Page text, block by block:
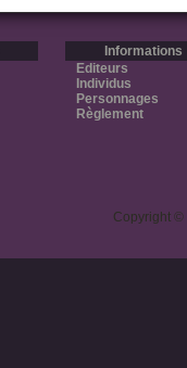
Informations
Editeurs
Individus
Personnages
Règlement
Copyright ©